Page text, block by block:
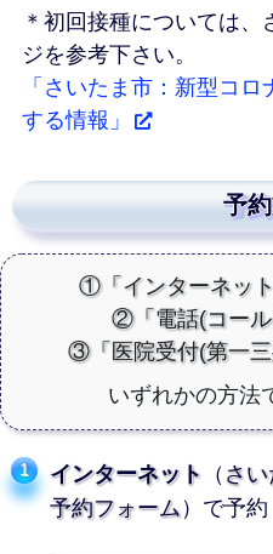
＊初回接種については
ジを参考下さい。
「さいたま市：新型コ
する情報」
予
①「インターネット
②「電話(コール
③「医院受付(第一三
いずれかの方法
インターネット （ さ
予約フォーム）で予約